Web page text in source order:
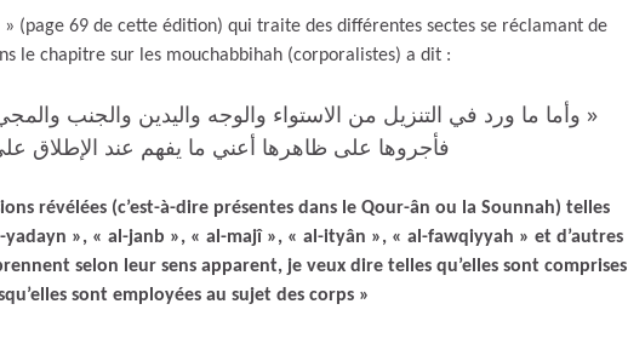
(page 69 de cette édition) qui traite des différentes sectes se réclamant de
le chapitre sur les mouchabbihah (corporalistes) a dit :
« وأما ما ورد في التنزيل من الاستواء والوجه واليدين والجنب
فأجروها على ظاهرها أعني ما يفهم عند الإطلاق
révélées (c’est-à-dire présentes dans le Qour-ân ou la Sounnah) telles
», « al-janb », « al-majî », « al-ityân », « al-fawqiyyah » et d’autres
selon leur sens apparent, je veux dire telles qu’elles sont comprises
sont employées au sujet des corps »